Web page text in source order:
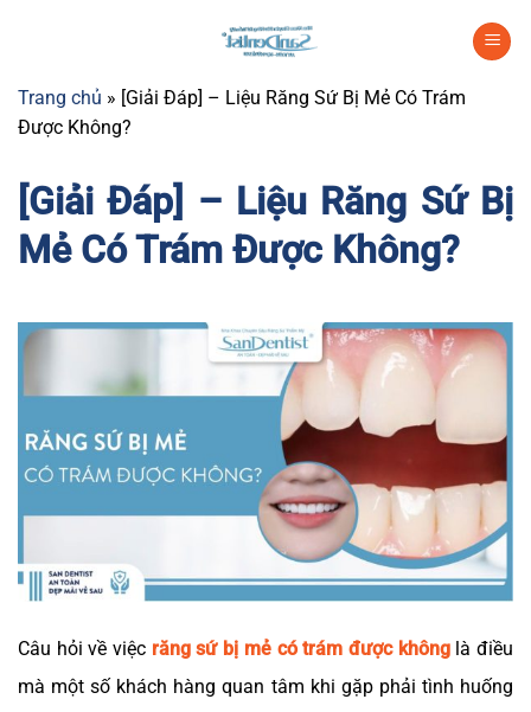
dungTrang chủ » [Giải Đáp] – Liệu Răng Sứ Bị Mẻ Có Trám
Được Không?
[Giải Đáp] – Liệu Răng Sứ Bị
Mẻ Có Trám Được Không?
Câu hỏi về việc răng sứ bị mẻ có trám được khônglà điều
mà một số khách hàng quan tâm khi gặp phải tình huống